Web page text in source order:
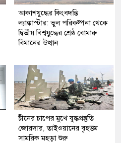
আকাশযুদ্ধের কিংবদন্তি
ল্যাঙ্কাস্টার: ভুল পরিকল্পনা থেকে
দ্বিতীয় বিশ্বযুদ্ধের শ্রেষ্ঠ বোমারু
বিমানের উত্থান
চীনের চাপের মুখে যুদ্ধপ্রস্তুতি
জোরদার, তাইওয়ানের বৃহত্তম
সামরিক মহড়া শুরু